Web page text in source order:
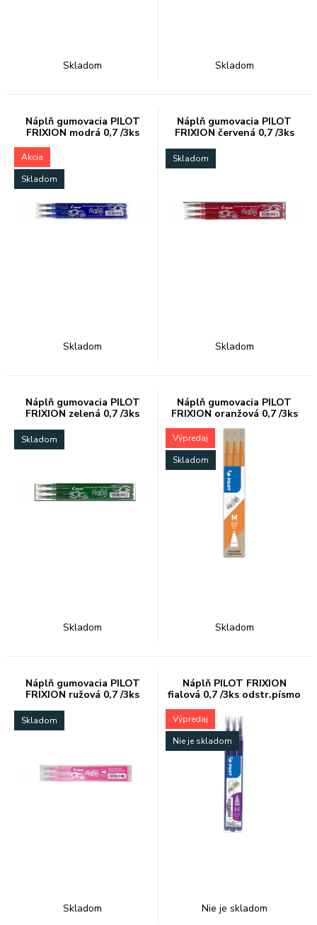
Skladom Skladom
Náplň gumovacia PILOT
FRIXION modrá 0,7 /3ks
Akcia
Skladom
Skladom
Náplň gumovacia PILOT
FRIXION červená 0,7 /3ks
Skladom
Skladom
Náplň gumovacia PILOT
FRIXION zelená 0,7 /3ks
Skladom
Skladom
Náplň gumovacia PILOT
FRIXION oranžová 0,7 /3ks
Výpredaj
Skladom
Skladom
Náplň gumovacia PILOT
FRIXION ružová 0,7 /3ks
Skladom
Skladom
Náplň PILOT FRIXION
fialová 0,7 /3ks odstr.písmo
Výpredaj
Nie je skladom
Nie je skladom